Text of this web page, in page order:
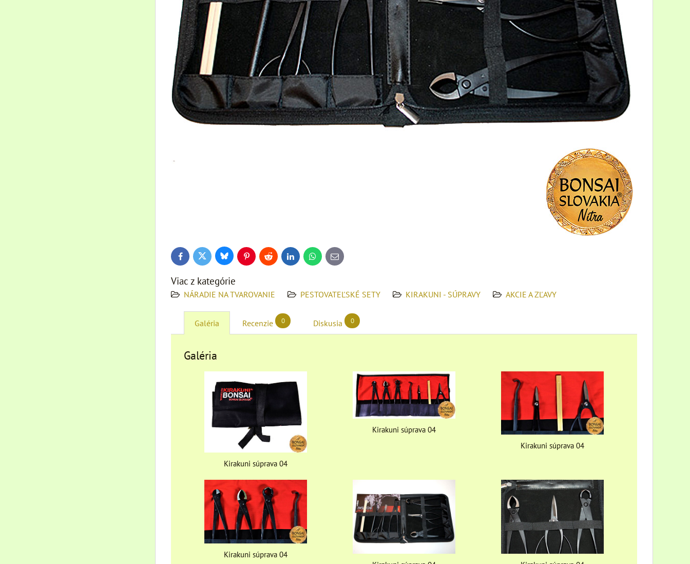
FacebookTwitter BlueskyPinterestReddit LinkedInWhatsApp
E-
mail
Viac z kategórie
NÁRADIE NA TVAROVANIE PESTOVATEĽSKÉ SETY KIRAKUNI - SÚPRAVY AKCIE A ZĽAVY
Galéria Recenzie 0 Diskusia 0
Galéria
Kirakuni súprava 04
Kirakuni súprava 04
Kirakuni súprava 04
Kirakuni súprava 04